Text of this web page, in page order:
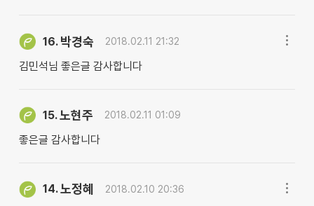
16. 박경숙 2018.02.11 21:32
김민석님 좋은글 감사합니다
15.노현주 2018.02.11 01:09
좋은글 감사합니다
14.노정혜 2018.02.10 20:36